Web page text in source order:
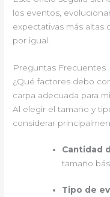
los eventos,
expectativas más altas
por igual.
Preguntas Frecuentes
¿Qué factores debo
carpa adecuada para
Al elegir el tamaño y
considerar
Cantidad
tamaño
Tipo de